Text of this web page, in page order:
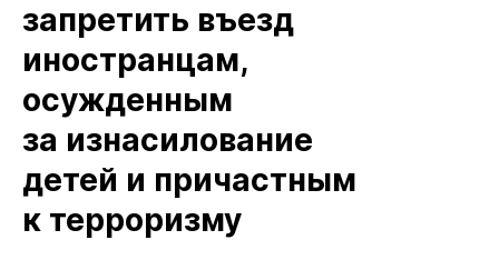
запретить въезд
иностранцам,
осужденным
за изнасилование
детей и причастным
к терроризму